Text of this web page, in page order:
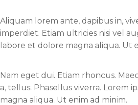
Aliquam lorem ante, dapibus in,
imperdiet. Etiam ultricies nisi vel
labore et dolore magna aliqua. Ut
Nam eget dui. Etiam rhoncus.
a, tellus. Phasellus viverra. Lorem
magna aliqua. Ut enim ad minim.